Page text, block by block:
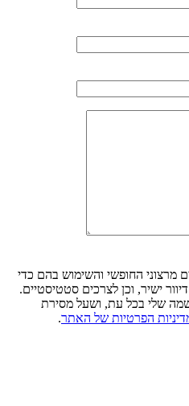
החופשי והשימוש בהם כדי
ישיר, וכן לצרכים סטטיסטיים.
שלי בכל עת, ושעל מסירת
הפרטיות של האתר.